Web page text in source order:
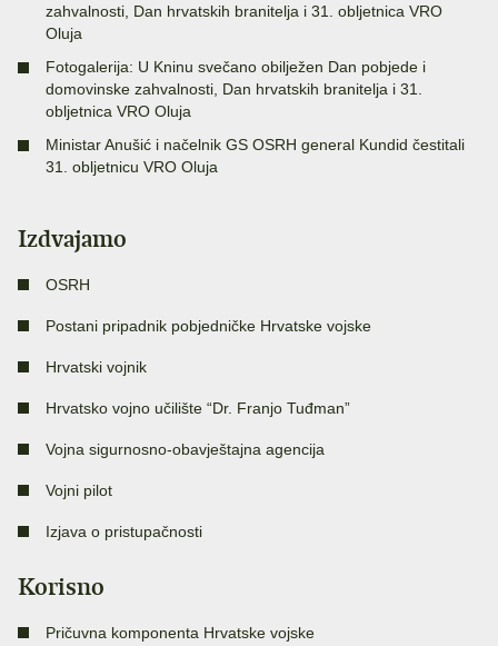
zahvalnosti, Dan hrvatskih branitelja i 31. obljetnica VRO
Oluja
Fotogalerija: U Kninu svečano obilježen Dan pobjede i
domovinske zahvalnosti, Dan hrvatskih branitelja i 31.
obljetnica VRO Oluja
Ministar Anušić i načelnik GS OSRH general Kundid čestitali
31. obljetnicu VRO Oluja
Izdvajamo
OSRH
Postani pripadnik pobjedničke Hrvatske vojske
Hrvatski vojnik
Hrvatsko vojno učilište “Dr. Franjo Tuđman”
Vojna sigurnosno-obavještajna agencija
Vojni pilot
Izjava o pristupačnosti
Korisno
Pričuvna komponenta Hrvatske vojske